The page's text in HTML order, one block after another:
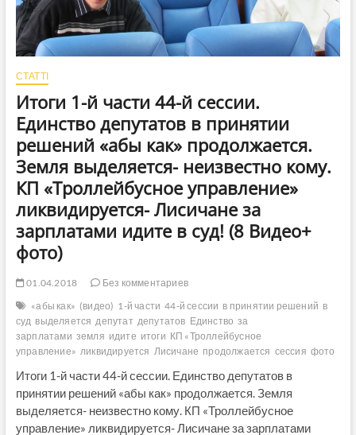
СТАТТІ
Итоги 1-й части 44-й сессии.
Единство депутатов в принятии
решений «абы как» продолжается.
Земля выделяется- неизвестно кому.
КП «Троллейбусное управление»
ликвидируется- Лисичане за
зарплатами идите в суд! (8 Видео+
фото)
01.04.2018
Без комментариев
«абы как» (видео) 1-й части 44-й сессии в принятии решений в
суд выделяется депутат депутатов Единство за
зарплатами земля идите итоги КП «Троллейбусное
управление» ликвидируется Лисичане продолжается сессия фото
Итоги 1-й части 44-й сессии. Единство депутатов в
принятии решений «абы как» продолжается. Земля
выделяется- неизвестно кому. КП «Троллейбусное
управление» ликвидируется- Лисичане за зарплатами